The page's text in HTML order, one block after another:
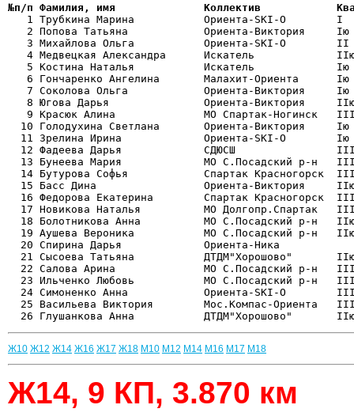
№п/п Фамилия, имя              Коллектив            Квал
1 Трубкина Марина           Ориента-SKI-O
2 Попова Татьяна            Ориента-Виктория
3 Михайлова Ольга           Ориента-SKI-O
4 Медвецкая Александра      Искатель
5 Костина Наталья           Искатель
6 Гончаренко Ангелина       Малахит-Ориента
7 Соколова Ольга            Ориента-Виктория
8 Югова Дарья               Ориента-Виктория
9 Красюк Алина              МО Спартак-Ногинск
10 Голодухина Светлана       Ориента-Виктория
11 Зрелина Ирина             Ориента-SKI-O
12 Фадеева Дарья             СДЮСШ
13 Бунеева Мария             МО С.Посадский р-н
14 Бутурова Софья            Спартак
15 Басс Дина                 Ориента-Виктория
16 Федорова Екатерина        Спартак
17 Новикова Наталья          МО Долгопр.Спартак
18 Болотникова Анна          МО С.Посадский р-н
19 Аушева Вероника           МО С.Посадский р-н
20 Спирина Дарья             Ориента-Ника
21 Сысоева Татьяна           ДТДМ"Хорошово"
22 Салова Арина              МО С.Посадский р-н
23 Ильченко Любовь           МО С.Посадский р-н
24 Симоненко Анна            Ориента-SKI-O
25 Васильева Виктория        Мос.Компас-
Ж10 Ж12 Ж14 Ж16 Ж17 Ж18 М10 М12 М14 М16 М17 М18
Ж14, 9 КП, 3.870 км